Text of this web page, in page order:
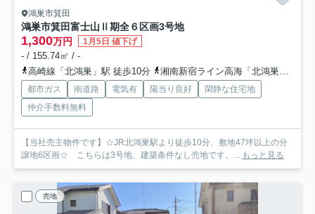
鴻巣市箕田
鴻巣市箕田富士山Ⅱ期全６区画3号地
1,300万円 1月5日 値下げ
- / 155.74㎡ / -
高崎線「北鴻巣」駅 徒歩10分
湘南新宿ライン高海「北鴻巣」駅 徒歩10分
都市ガス 南道路 電気有 陽当り良好
閑静な住宅地
仲介手数料無料
【当社売主物件です】☆JR北鴻巣駅より徒歩10分、敷地47坪以上の分
譲地6区画☆ こちらは3号地、建築条件なし売地です。...
もっと見る
売地